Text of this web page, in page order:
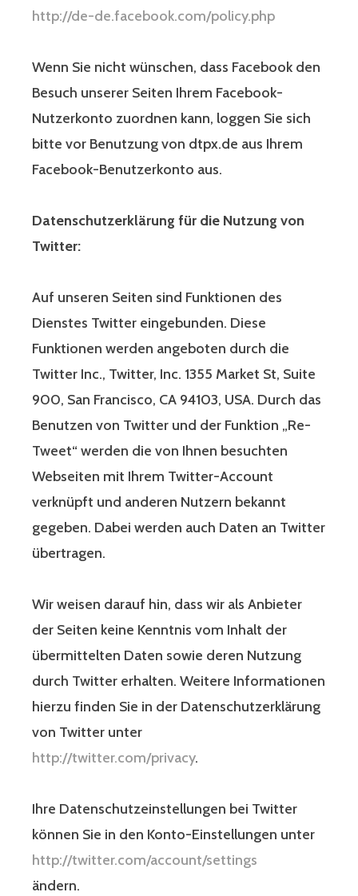
http://de-de.facebook.com/policy.php
Wenn Sie nicht wünschen, dass Facebook den
Besuch unserer Seiten Ihrem Facebook-
Nutzerkonto zuordnen kann, loggen Sie sich
bitte vor Benutzung von dtpx.de aus Ihrem
Facebook-Benutzerkonto aus.
Datenschutzerklärung für die Nutzung von
Twitter:
Auf unseren Seiten sind Funktionen des
Dienstes Twitter eingebunden. Diese
Funktionen werden angeboten durch die
Twitter Inc., Twitter, Inc. 1355 Market St, Suite
900, San Francisco, CA 94103, USA. Durch das
Benutzen von Twitter und der Funktion „Re-
Tweet“ werden die von Ihnen besuchten
Webseiten mit Ihrem Twitter-Account
verknüpft und anderen Nutzern bekannt
gegeben. Dabei werden auch Daten an Twitter
übertragen.
Wir weisen darauf hin, dass wir als Anbieter
der Seiten keine Kenntnis vom Inhalt der
übermittelten Daten sowie deren Nutzung
durch Twitter erhalten. Weitere Informationen
hierzu finden Sie in der Datenschutzerklärung
von Twitter unter
http://twitter.com/privacy.
Ihre Datenschutzeinstellungen bei Twitter
können Sie in den Konto-Einstellungen unter
http://twitter.com/account/settings
ändern.